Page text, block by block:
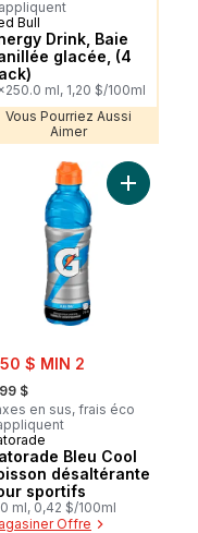
Bull
Drink, Baie
glacée, (4
ml, 1,20 $/100ml
Vous Pourriez Aussi
Aimer
saveurs au panier
$ MIN 2
$
en sus, frais éco
Bleu Cool
désaltérante
sportifs
ml, 0,42 $/100ml
Offre
Ajouter